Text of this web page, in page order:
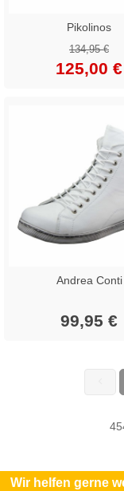
Pikolinos
134,95 €
125,00 €
Andrea Conti
99,95 €
Wir helfen gerne